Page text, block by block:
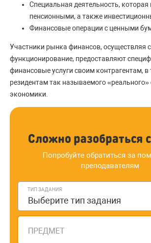
Специальная деятельность, которая
пенсионными, а также
Финансовые операции с ценными
Участники рынка финансов, осуществляя
функционирование, предоставляют
финансовые услуги своим контрагентам, в
резидентам так называемого «реального»
экономики.
Сложно разобраться
Попробуйте обратиться за
преподавателям
ТИП ЗАДАНИЯ
Выберите тип задания
ПРЕДМЕТ